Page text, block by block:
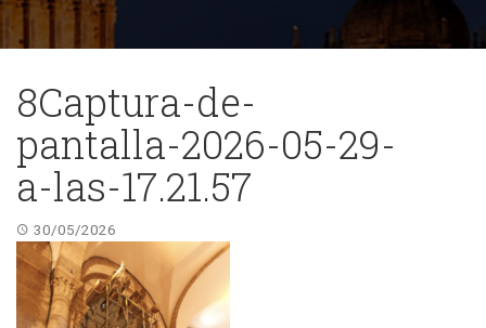
8Captura-de-
pantalla-2026-05-29-
a-las-17.21.57
30/05/2026